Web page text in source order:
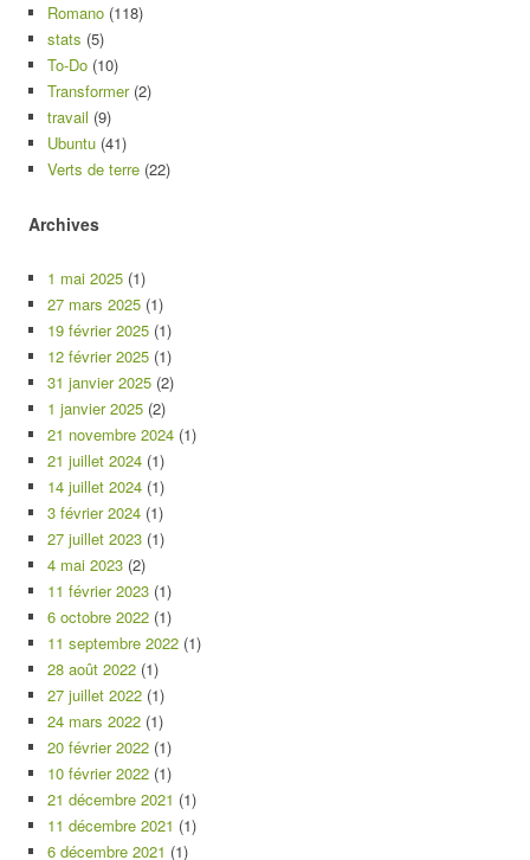
Romano (118)
stats (5)
To-Do (10)
Transformer(2)
travail (9)
Ubuntu (41)
Verts de terre (22)
Archives
1 mai 2025 (1)
27 mars 2025 (1)
19 février 2025 (1)
12 février 2025 (1)
31 janvier 2025 (2)
1 janvier 2025 (2)
21 novembre 2024 (1)
21 juillet 2024 (1)
14 juillet 2024 (1)
3 février 2024 (1)
27 juillet 2023 (1)
4 mai 2023 (2)
11 février 2023 (1)
6 octobre 2022 (1)
11 septembre 2022 (1)
28 août 2022 (1)
27 juillet 2022 (1)
24 mars 2022 (1)
20 février 2022 (1)
10 février 2022 (1)
21 décembre 2021 (1)
11 décembre 2021 (1)
6 décembre 2021 (1)